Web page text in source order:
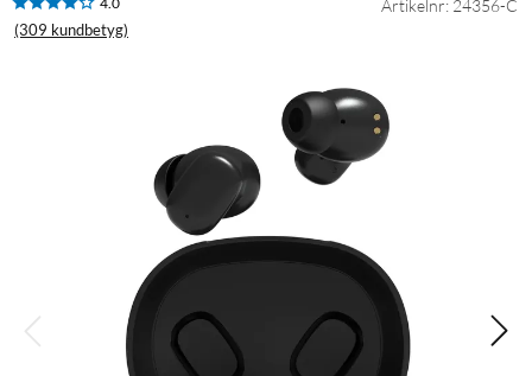
(309 kundbetyg)
Artikelnr: 24356-C